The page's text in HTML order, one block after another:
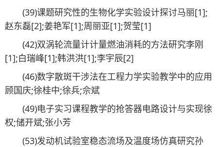
(39)课题研究性的生物化学实验设计探讨马丽[1];
赵东磊[2];姜艳军[1];周丽亚[1];贺莹[1]
(42)双涡轮流量计计量燃油消耗的方法研究李刚
[1];白瑞峰[1];韩洪洪[1];李宇辰[2]
(46)数字散斑干涉法在工程力学实验教学中的应用
顾国庆;徐桂中;徐兵;佘斌
(49)电子实习课程教学的抢答器电路设计与实现徐
权;储开斌;张小芳
(53)发动机试验室稳态流场及温度场仿真研究孙